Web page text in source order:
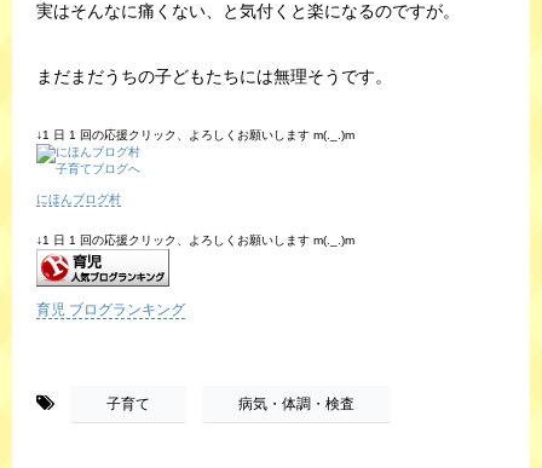
実はそんなに痛くない、と気付くと楽になるのですが。
まだまだうちの子どもたちには無理そうです。
↓1 日 1 回の応援クリック、よろしくお願いします m(._.)m
にほんブログ村
↓1 日 1 回の応援クリック、よろしくお願いします m(._.)m
育児 ブログランキング
子育て 病気・体調・検査